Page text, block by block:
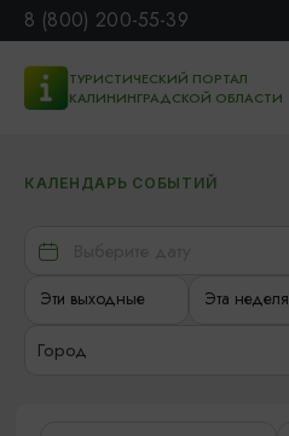
8 (800) 200-55-39
ТУРИСТИЧЕСКИЙ ПОРТАЛ
КАЛИНИНГРАДСКОЙ ОБЛАСТИ
КАЛЕНДАРЬ СОБЫТИЙ
Эти выходные Эта неделя
Город